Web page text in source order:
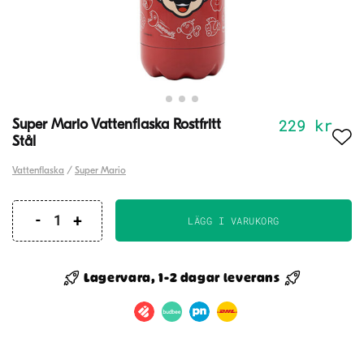
Super Mario Vattenflaska Rostfritt
Stål
229 kr
Vattenflaska / Super Mario
Super
Vattenflaska
Rostfritt
LÄGG I VARUKORG
Lagervara, 1-2 dagar leverans